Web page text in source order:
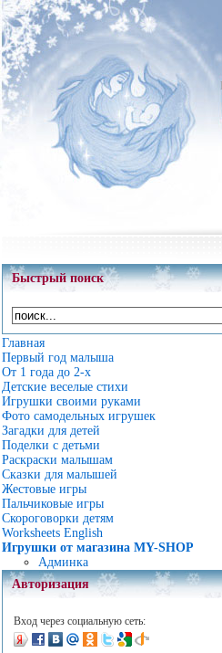
Быстрый поиск
Главная
Первый год малыша
От 1 года до 2-х
Детские веселые стихи
Игрушки своими руками
Фото самодельных игрушек
Загадки для детей
Поделки с детьми
Раскраски малышам
Сказки для малышей
Жестовые игры
Пальчиковые игры
Скороговорки детям
Worksheets English
Игрушки от магазина MY-SHOP
Админка
Авторизация
Вход через социальную сеть: